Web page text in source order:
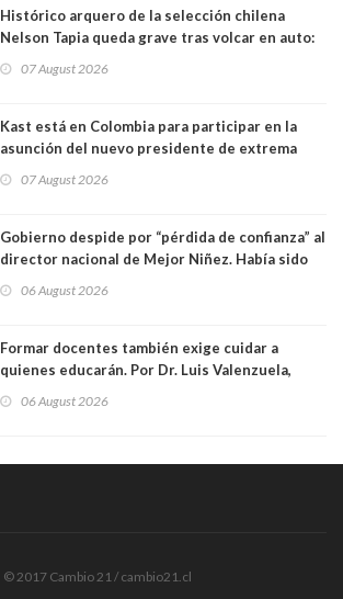
Histórico arquero de la selección chilena
Nelson Tapia queda grave tras volcar en auto:
07 August 2026
Kast está en Colombia para participar en la
asunción del nuevo presidente de extrema
07 August 2026
Gobierno despide por “pérdida de confianza” al
director nacional de Mejor Niñez. Había sido
06 August 2026
Formar docentes también exige cuidar a
quienes educarán. Por Dr. Luis Valenzuela,
Académicos U. Católica Silva Henríquez
06 August 2026
© 2017 Cambio 21 / cambio21.cl